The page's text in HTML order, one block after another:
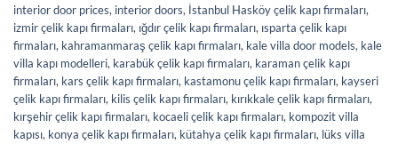
interior door prices, interior doors, İstanbul Hasköy çelik kapı firmaları,
izmir çelik kapı firmaları, ığdır çelik kapı firmaları, ısparta çelik kapı
firmaları, kahramanmaraş çelik kapı firmaları, kale villa door models, kale
villa kapı modelleri, karabük çelik kapı firmaları, karaman çelik kapı
firmaları, kars çelik kapı firmaları, kastamonu çelik kapı firmaları, kayseri
çelik kapı firmaları, kilis çelik kapı firmaları, kırıkkale çelik kapı firmaları,
kırşehir çelik kapı firmaları, kocaeli çelik kapı firmaları, kompozit villa
kapısı, konya çelik kapı firmaları, kütahya çelik kapı firmaları, lüks villa